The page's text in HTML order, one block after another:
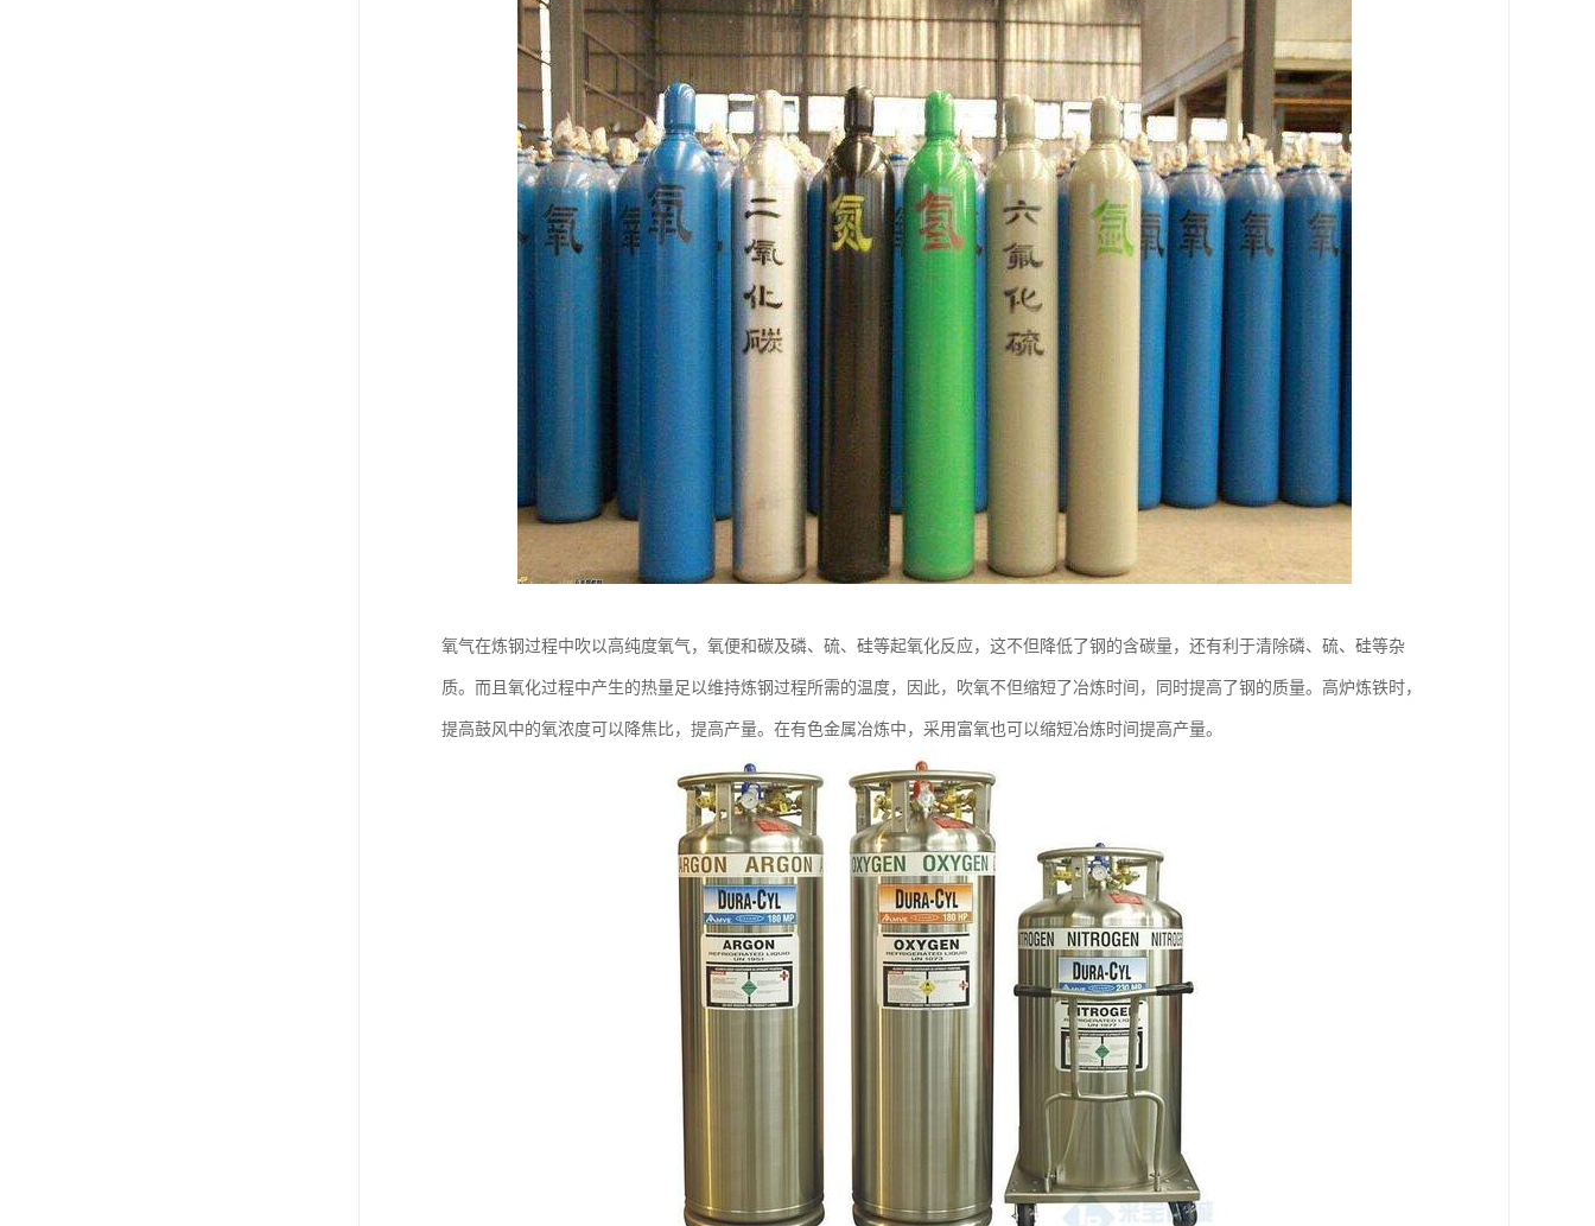
氧气在炼钢过程中吹以高纯度氧气，氧便和碳及磷、硫、硅等起氧化反应，这不但降低了钢的含碳量，还有利于清除磷、硫、硅等杂
质。而且氧化过程中产生的热量足以维持炼钢过程所需的温度，因此，吹氧不但缩短了冶炼时间，同时提高了钢的质量。高炉炼铁时，
提高鼓风中的氧浓度可以降焦比，提高产量。在有色金属冶炼中，采用富氧也可以缩短冶炼时间提高产量。